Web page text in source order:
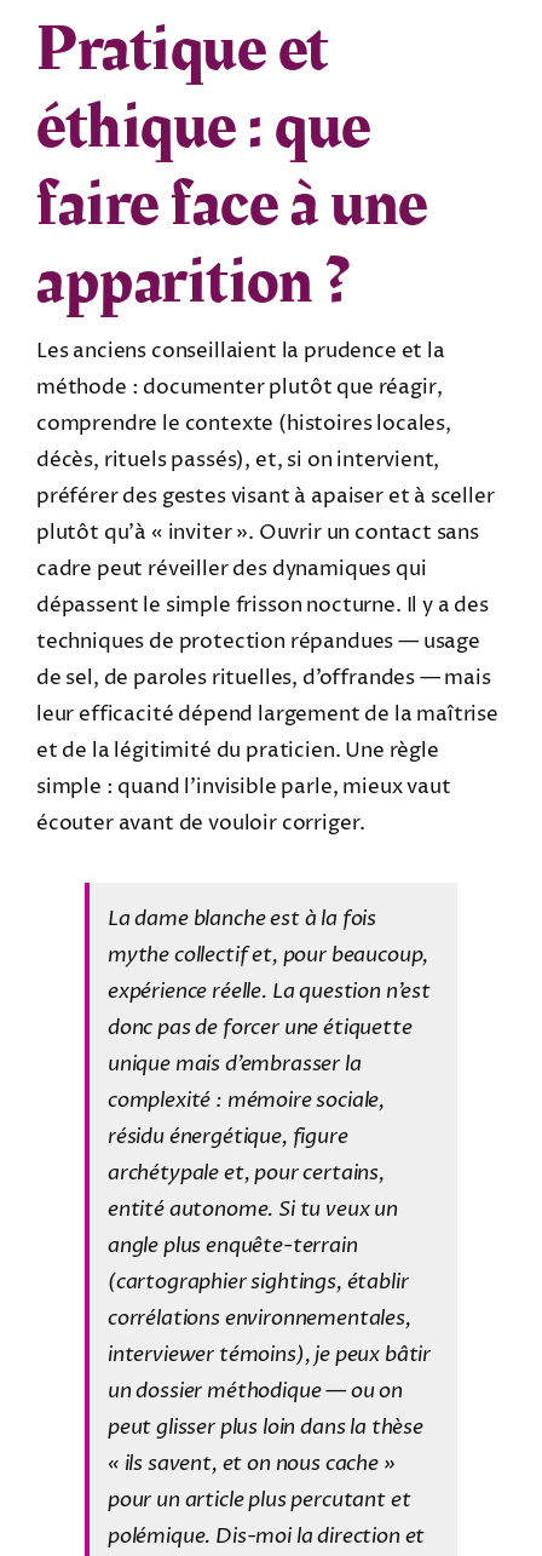
Pratique et
éthique : que
faire face à une
apparition ?
Les anciens conseillaient la prudence et la
méthode : documenter plutôt que réagir,
comprendre le contexte (histoires locales,
décès, rituels passés), et, si on intervient,
préférer des gestes visant à apaiser et à sceller
plutôt qu’à « inviter ». Ouvrir un contact sans
cadre peut réveiller des dynamiques qui
dépassent le simple frisson nocturne. Il y a des
techniques de protection répandues — usage
de sel, de paroles rituelles, d’offrandes — mais
leur efficacité dépend largement de la maîtrise
et de la légitimité du praticien. Une règle
simple : quand l’invisible parle, mieux vaut
écouter avant de vouloir corriger.
La dame blanche est à la fois
mythe collectif et, pour beaucoup,
expérience réelle. La question n’est
donc pas de forcer une étiquette
unique mais d’embrasser la
complexité : mémoire sociale,
résidu énergétique, figure
archétypale et, pour certains,
entité autonome. Si tu veux un
angle plus enquête-terrain
(cartographier sightings, établir
corrélations environnementales,
interviewer témoins), je peux bâtir
un dossier méthodique — ou on
peut glisser plus loin dans la thèse
« ils savent, et on nous cache »
pour un article plus percutant et
polémique. Dis-moi la direction et